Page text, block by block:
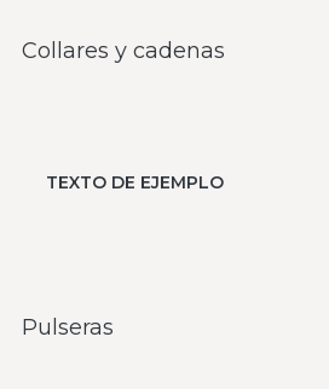
Collares y cadenas
TEXTO DE EJEMPLO
Pulseras